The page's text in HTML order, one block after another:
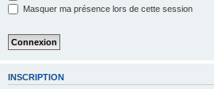
Masquer ma présence lors de cette session
INSCRIPTION